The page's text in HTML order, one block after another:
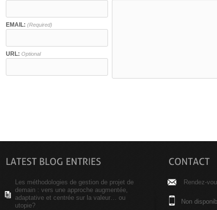
EMAIL: (Required)
URL: Optional
Les méthodologies de gestion de projet de
demain : vers une approche augmentée,
adaptative et centrée sur la valeur… ou
utopie?
Rendez-
Non